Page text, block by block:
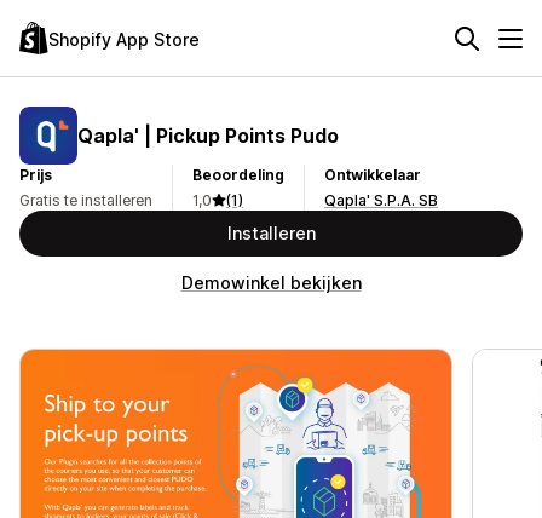
Shopify App Store
Qapla' | Pickup Points Pudo
Prijs
Gratis te installeren
Beoordeling
1,0
(1)
Ontwikkelaar
Qapla' S.P.A. SB
Installeren
Demowinkel bekijken